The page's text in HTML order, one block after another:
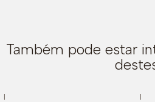
Também pode estar
| |